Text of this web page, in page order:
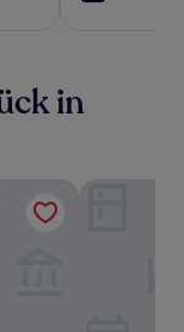
in
Hotel